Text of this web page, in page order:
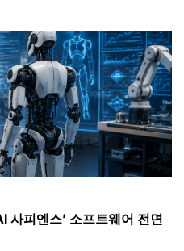
사피엔스’ 소프트웨어 전면